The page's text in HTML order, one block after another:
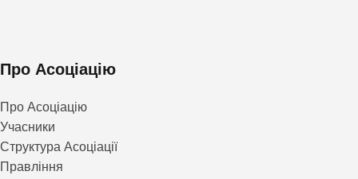
Про Асоціацію
Про Асоціацію
Учасники
Структура Асоціації
Правління